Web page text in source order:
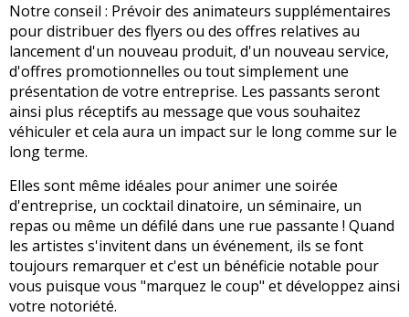
Notre conseil : Prévoir des animateurs supplémentaires
pour distribuer des flyers ou des offres relatives au
lancement d'un nouveau produit, d'un nouveau service,
d'offres promotionnelles ou tout simplement une
présentation de votre entreprise. Les passants seront
ainsi plus réceptifs au message que vous souhaitez
véhiculer et cela aura un impact sur le long comme sur le
long terme.
Elles sont même idéales pour animer une soirée
d'entreprise, un cocktail dinatoire, un séminaire, un
repas ou même un défilé dans une rue passante ! Quand
les artistes s'invitent dans un événement, ils se font
toujours remarquer et c'est un bénéficie notable pour
vous puisque vous "marquez le coup" et développez ainsi
votre notoriété.